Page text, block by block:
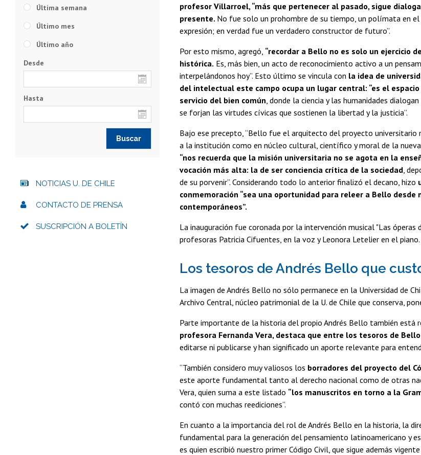
profesor Villarroel, “más que pertenecer al pasado, sigue
presente. No fue solo un prohombre de su tiempo, un polímata en
expresión; en verdad fue un verdadero constructor de futuro”.
Por esto mismo, agregó, “recordar a Bello no es solo un ejercicio
histórica. Es, más bien, un acto de reconocimiento activo a un
interpelándonos hoy”. Esto último se vincula con la idea de
del intelectual este campo ocupa un lugar central: “es el
servicio del bien común , donde la ciencia y las humanidades
se forjan las virtudes cívicas que sostienen la libertad y la justicia”.
Bajo ese precepto, “Bello fue el arquitecto del proyecto universitario
a la institución como en núcleo cultural, científico y moral de la
“nos recuerda que la misión universitaria no se agota en la
vocación más alta: la de ser conciencia crítica de la sociedad ,
de su porvenir”. Considerando todo lo anterior finalizó el decano, hizo
conmemoración “sea una oportunidad para releer a Bello
contemporáneos”.
La inauguración fue coronada por la intervención musical "Las óperas
profesoras Patricia Cifuentes, en la voz y Leonora Letelier en el piano.
Los tesoros de Andrés Bello que
La imagen de Andrés Bello no sólo permanece en la Universidad de
Archivo Central, núcleo patrimonial de la U. de Chile que conserva,
Parte importante de la historia del propio Andrés Bello también está
profesora Fernanda Vera, destaca que entre los tesoros de
editarse ni publicarse y han significado un aporte relevante para
“También considero muy valiosos los borradores del proyecto del
este aporte fundamental tanto al derecho nacional como de otras
Vera, quien suma a este listado “los manuscritos en torno a la
contó con muchas reediciones”.
En cuanto a la importancia del rol de Andrés Bello en la historia, la
fundamental para la generación del pensamiento latinoamericano y
es quien escribió nuestro primer Código Civil, que sigue además
Última semana
Último mes
Último año
Desde
Hasta
NOTICIAS U. DE CHILE
CONTACTO DE PRENSA
SUSCRIPCIÓN A BOLETÍN